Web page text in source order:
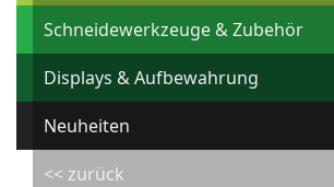
Schneidewerkzeuge & Zubehör
Displays & Aufbewahrung
Neuheiten
<< zurück